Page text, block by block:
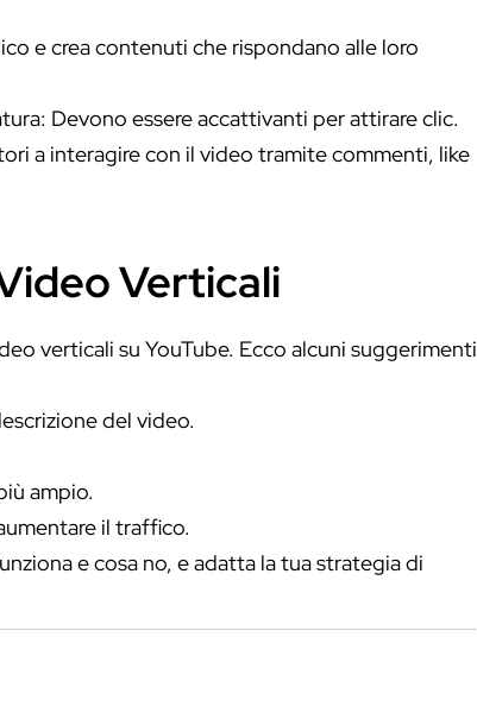
e crea contenuti che rispondano alle loro
Devono essere accattivanti per attirare clic.
a interagire con il video tramite commenti, like
Verticali
verticali su YouTube. Ecco alcuni suggerimenti
del video.
ampio.
il traffico.
e cosa no, e adatta la tua strategia di